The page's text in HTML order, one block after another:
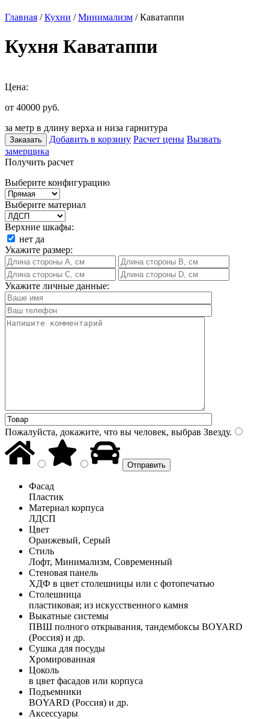
Главная /Кухни /Минимализм / Каватаппи
Кухня Каватаппи
Цена:
от 40000 руб.
за метр в длину верха и низа гарнитура
Заказать Добавить в корзину Расчет цены Вызвать
замерщика
Получить расчет
Выберите конфигурацию
Выберите материал
Верхние шкафы:
нет да
Укажите размер:
Укажите личные данные:
Пожалуйста, докажите, что вы человек, выбрав Звезду.
Фасад
Пластик
Материал корпуса
ЛДСП
Цвет
Оранжевый, Серый
Стиль
Лофт, Минимализм, Современный
Стеновая панель
ХДФ в цвет столешницы или с фотопечатью
Столешница
пластиковая; из искусственного камня
Выкатные системы
ПВШ полного открывания, тандембоксы BOYARD
(Россия) и др.
Сушка для посуды
Хромированная
Цоколь
в цвет фасадов или корпуса
Подъемники
BOYARD (Россия) и др.
Аксессуары